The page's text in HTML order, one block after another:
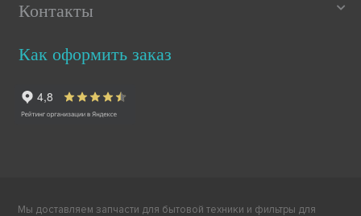
Контакты
Как оформить заказ
Мы доставляем запчасти для бытовой техники и фильтры для